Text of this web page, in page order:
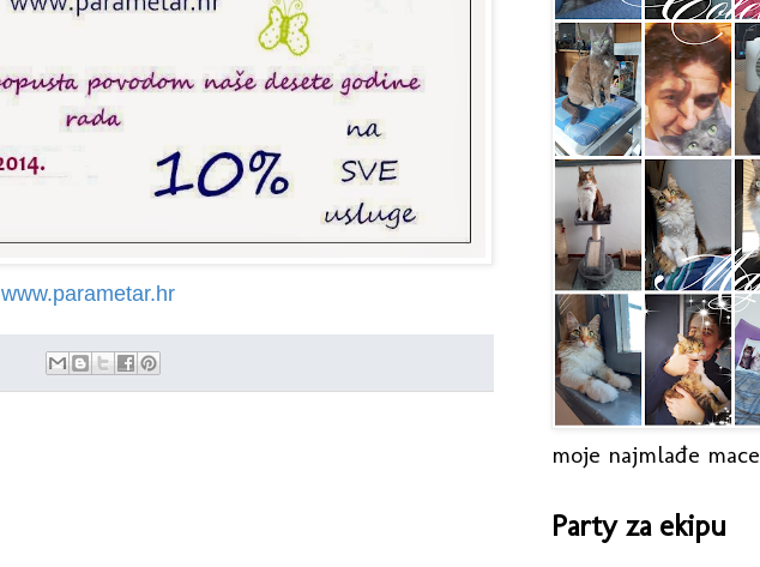
www.parametar.hr
moje najmlađe mace
Party za ekipu